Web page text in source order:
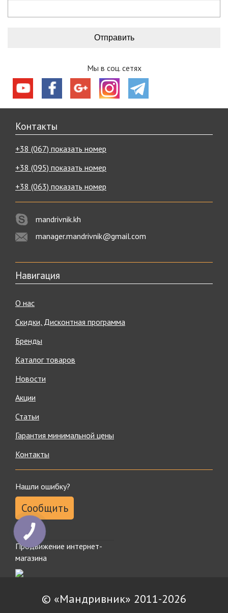
Мы в соц. сетях
Контакты
+38 (067) показать номер
+38 (095) показать номер
+38 (063) показать номер
mandrivnik.kh
manager.mandrivnik@gmail.com
Навигация
О нас
Скидки, Дисконтная программа
Бренды
Каталог товаров
Новости
Акции
Статьи
Гарантия минимальной цены
Контакты
Нашли ошибку?
Сообщить
Продвижение интернет-
магазина
© «Мандривник» 2011-2026
КНОПКА
ЗВ'ЯЗКУ